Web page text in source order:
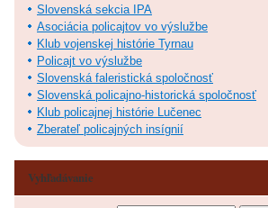
Slovenská sekcia IPA
Asociácia policajtov vo výslužbe
Klub vojenskej histórie Tyrnau
Policajt vo výslužbe
Slovenská faleristická spoločnosť
Slovenská policajno-historická spoločnosť
Klub policajnej histórie Lučenec
Zberateľ policajných insígnií
Vyhľadávanie